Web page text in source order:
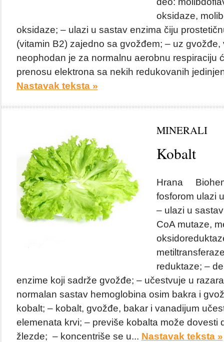
oksidaze,
oksidaze; – ulazi u sastav enzima čiju
(vitamin B2) zajedno sa gvožđem; – uz gvožđe,
neophodan je za normalnu aerobnu respiraciju
prenosu elektrona sa nekih redukovanih
Nastavak teksta »
MINERALI
Kobalt
Hrana
fosforom ulazi
– ulazi u
CoA mutaze,
reduktaze; –
enzime koji sadrže gvožđe; – učestvuje u
normalan sastav hemoglobina osim bakra i
kobalt; – kobalt, gvožđe, bakar i vanadijum
elemenata krvi; – previše kobalta može dovesti
žlezde; – koncentriše se u... Nastavak teksta »